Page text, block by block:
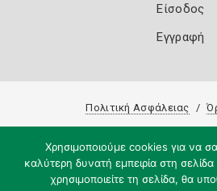
Είσοδος
Εγγραφή
Πολιτική Ασφάλειας
Χρησιμοποιούμε cookies για να
καλύτερη δυνατή εμπειρία στη
χρησιμοποιείτε τη σελίδα, θα